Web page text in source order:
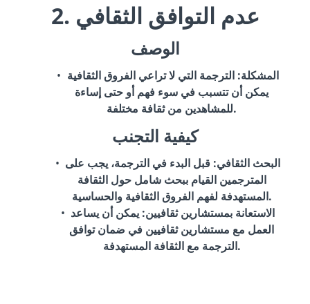
2. عدم التوافق الثقافي
الوصف
المشكلة: الترجمة التي لا تراعي الفروق الثقافية
يمكن أن تتسبب في سوء فهم أو حتى إساءة
للمشاهدين من ثقافة مختلفة.
كيفية التجنب
البحث الثقافي: قبل البدء في الترجمة، يجب على
المترجمين القيام ببحث شامل حول الثقافة
المستهدفة لفهم الفروق الثقافية والحساسية.
الاستعانة بمستشارين ثقافيين: يمكن أن يساعد
العمل مع مستشارين ثقافيين في ضمان توافق
الترجمة مع الثقافة المستهدفة.